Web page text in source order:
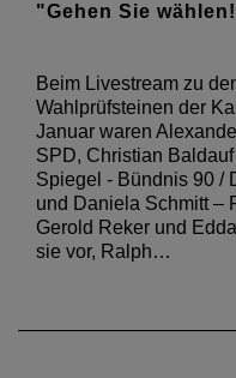
"Gehen Sie
Beim Livestream zu
Wahlprüfsteinen der
Januar waren
SPD, Christian
Spiegel - Bündnis 90 /
und Daniela Schmitt –
Gerold Reker und
sie vor, Ralph…